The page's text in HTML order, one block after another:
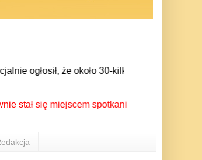
ogłosił, że około 30-kilku posłów
stał się miejscem spotkania Polonii z